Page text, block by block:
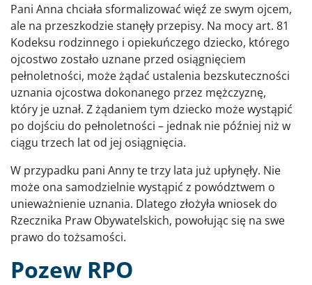
Pani Anna chciała sformalizować więź ze swym ojcem,
ale na przeszkodzie stanęły przepisy. Na mocy art. 81
Kodeksu rodzinnego i opiekuńczego dziecko, którego
ojcostwo zostało uznane przed osiągnięciem
pełnoletności, może żądać ustalenia bezskuteczności
uznania ojcostwa dokonanego przez mężczyznę,
który je uznał. Z żądaniem tym dziecko może wystąpić
po dojściu do pełnoletności – jednak nie później niż w
ciągu trzech lat od jej osiągnięcia.
W przypadku pani Anny te trzy lata już upłynęły. Nie
może ona samodzielnie wystąpić z powództwem o
unieważnienie uznania. Dlatego złożyła wniosek do
Rzecznika Praw Obywatelskich, powołując się na swe
prawo do tożsamości.
Pozew RPO